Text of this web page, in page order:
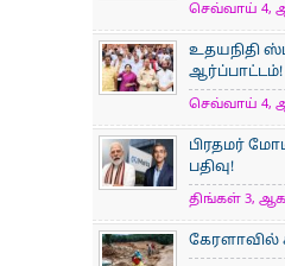
செவ்வாய் 4,
உதயநிதி
ஆர்ப்பாட்டம்!
செவ்வாய் 4,
பிரதமர்
பதிவு!
திங்கள் 3,
கேரளாவில்